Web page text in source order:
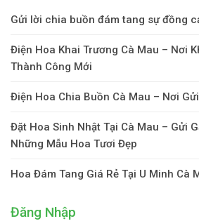
Gửi lời chia buồn đám tang sự đồng
Điện Hoa Khai Trương Cà Mau – Nơi
Thành Công Mới
Điện Hoa Chia Buồn Cà Mau – Nơi
Đặt Hoa Sinh Nhật Tại Cà Mau – Gửi
Những Mẫu Hoa Tươi Đẹp
Hoa Đám Tang Giá Rẻ Tại U Minh Cà
Đăng Nhập